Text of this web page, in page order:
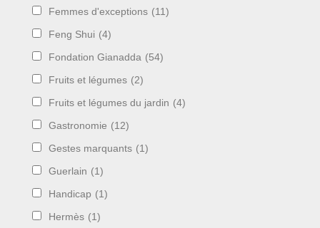
Femmes d'exceptions (11)
Feng Shui (4)
Fondation Gianadda (54)
Fruits et légumes (2)
Fruits et légumes du jardin (4)
Gastronomie (12)
Gestes marquants (1)
Guerlain (1)
Handicap (1)
Hermès (1)